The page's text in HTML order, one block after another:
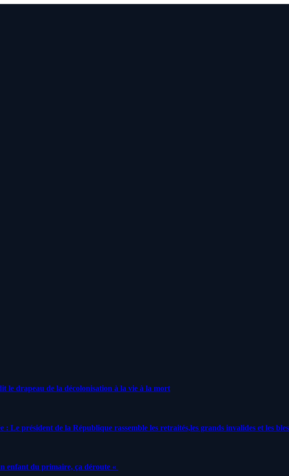
le drapeau de la décolonisation à la vie à la mort
Le président de la République rassemble les retraités,les grands invalides et les
enfant du primaire, ça déroute «